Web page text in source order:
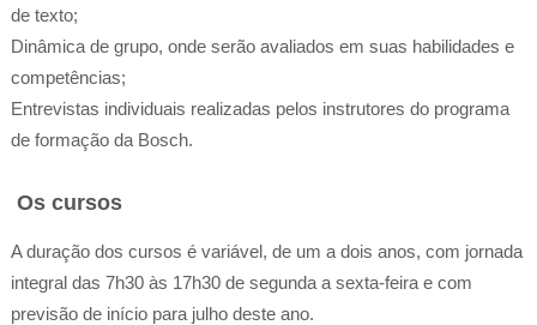
de texto;
Dinâmica de grupo, onde serão avaliados em suas habilidades e
competências;
Entrevistas individuais realizadas pelos instrutores do programa
de formação da Bosch.
Os cursos
A duração dos cursos é variável, de um a dois anos, com jornada
integral das 7h30 às 17h30 de segunda a sexta-feira e com
previsão de início para julho deste ano.